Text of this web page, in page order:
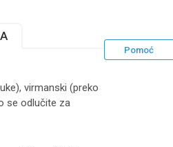
Pomoć
virmanski (preko
se odlučite za